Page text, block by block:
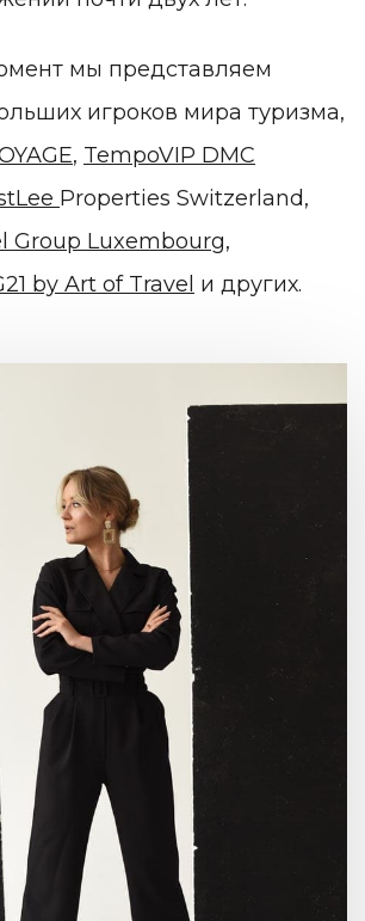
мы представляем
игроков мира туризма,
, TempoVIP DMC
Properties Switzerland,
Group Luxembourg,
by Art of Travel и других.